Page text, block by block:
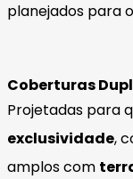
planejados para
Coberturas
Projetadas para
exclusividade,
amplos com